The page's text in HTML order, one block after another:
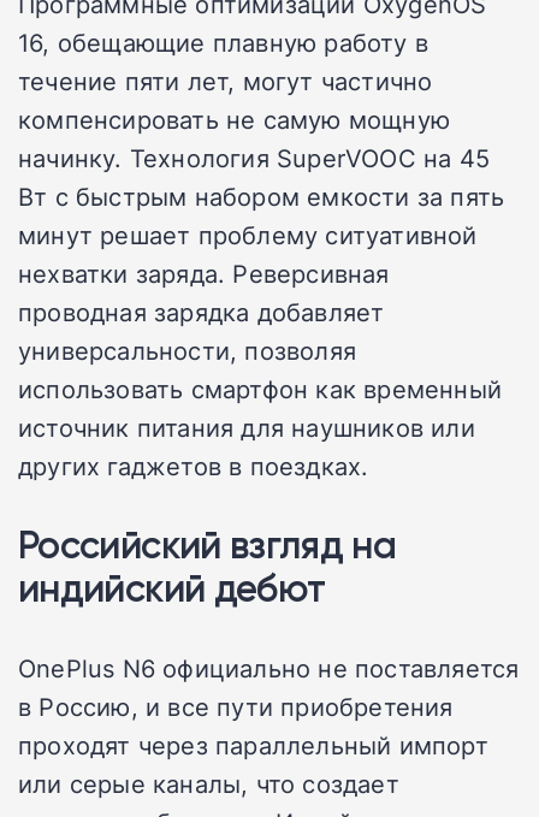
16, обещающие плавную работу в
течение пяти лет, могут частично
компенсировать не самую мощную
начинку. Технология SuperVOOC на 45
Вт с быстрым набором емкости за пять
минут решает проблему ситуативной
нехватки заряда. Реверсивная
проводная зарядка добавляет
универсальности, позволяя
использовать смартфон как временный
источник питания для наушников или
других гаджетов в поездках.
Российский взгляд на
индийский дебют
OnePlus N6 официально не поставляется
в Россию, и все пути приобретения
проходят через параллельный импорт
или серые каналы, что создает